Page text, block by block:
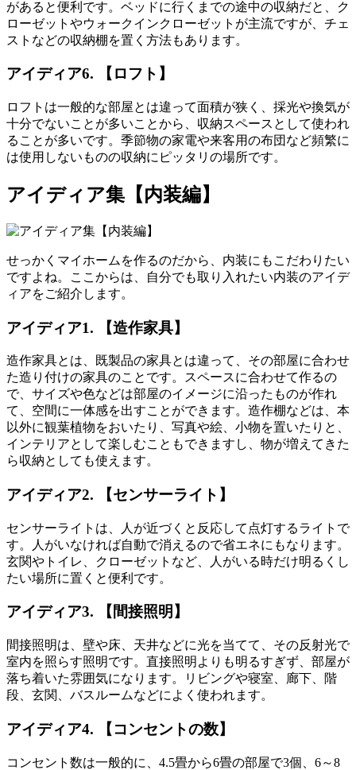
があると便利です。ベッドに行くまでの途中の収納だと、ク
ローゼットやウォークインクローゼットが主流ですが、 チェ
ストなどの収納棚 を置く方法もあります。
アイディア6. 【ロフト】
ロフト は一般的な部屋とは違って面積が狭く、採光や換気が
十分でないことが多いことから、収納スペースとして使われ
ることが多いです。 季節物の家電や来客用の布団など頻繁に
は使用しないものの収納にピッタリの場所です。
アイディア集【内装編】
せっかくマイホームを作るのだから、内装にもこだわりたい
ですよね。ここからは、自分でも取り入れたい内装のアイデ
ィアをご紹介します。
アイディア1. 【造作家具】
造作家具とは、既製品の家具とは違って、 その部屋に合わせ
た造り付けの家具のことです。スペースに合わせて作るの
で、サイズや色などは部屋のイメージに沿ったものが作れ
て、空間に一体感を出すことができます。造作棚などは、本
以外に観葉植物をおいたり、 写真や絵 小物を置いたりと、
インテリアとして楽しむこともできますし、物が増えてきた
ら収納としても使えます。
アイディア2. 【センサーライト】
センサーライトは、 人が近づくと反応して点灯するライト で
す。人がいなければ自動で消えるので省エネにもなります。
玄関やトイレ、クローゼットなど、人がいる時だけ明るくし
たい場所に置くと便利です。
アイディア3. 【間接照明】
間接照明は、壁や床、天井などに光を当てて、 その反射光で
室内を照らす照明です。直接照明よりも明るすぎず、部屋が
落ち着いた雰囲気になります。
リビングや寝室 廊下
階
段
玄関 バスルームなどによく使われます。
アイディア4. 【コンセントの数】
コンセント数は一般的に、 4.5畳から6畳の部屋で3個
6～8